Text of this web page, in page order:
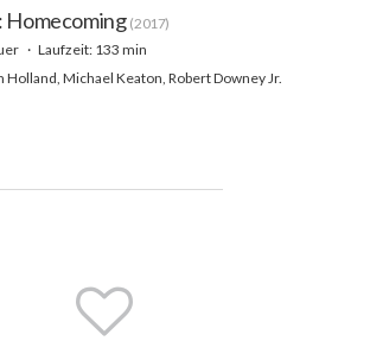
Homecoming (2017)
Laufzeit: 133 min
Holland, Michael Keaton, Robert Downey Jr.